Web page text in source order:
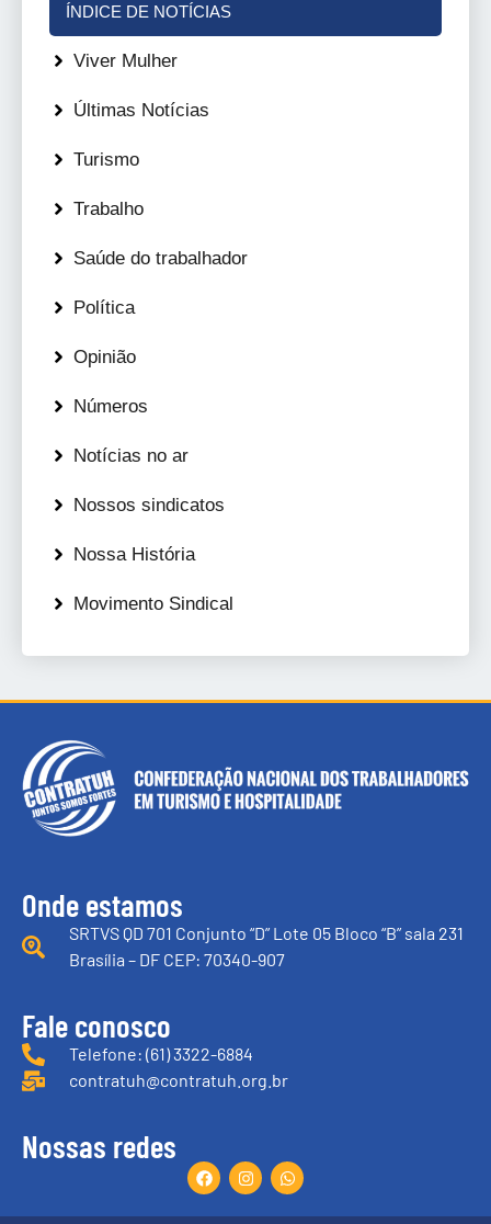
ÍNDICE DE NOTÍCIAS
Viver Mulher
Últimas Notícias
Turismo
Trabalho
Saúde do trabalhador
Política
Opinião
Números
Notícias no ar
Nossos sindicatos
Nossa História
Movimento Sindical
Onde estamos
SRTVS QD 701 Conjunto “D” Lote 05 Bloco “B” sala 231
Brasília – DF CEP: 70340-907
Fale conosco
Telefone: (61) 3322-6884
contratuh@contratuh.org.br
Nossas redes